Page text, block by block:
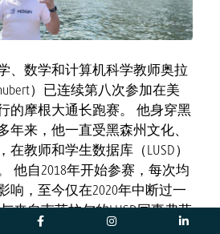
、数学和计算机科学教师奥拉
）已连续第八次参加在美
的摩根大通长跑赛。 他身穿黑
来，他一直受黑森州文化、
教师和学生数据库（LUSD）
他自2018年开始参赛，每次均
响，至今仅在2020年中断过一
来自韦茨拉尔的LUSD同事弗劳
合默契的搭档。